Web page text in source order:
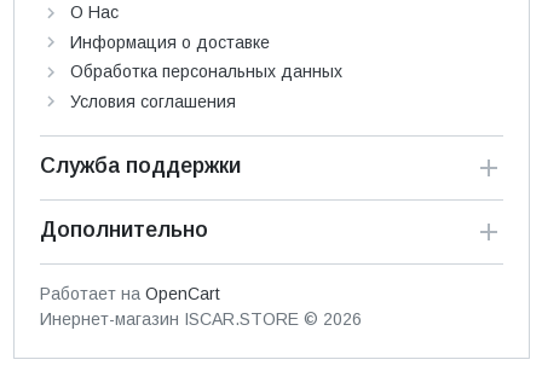
О Нас
Информация о доставке
Обработка персональных данных
Условия соглашения
Служба поддержки
Дополнительно
Работает на OpenCart
Инернет-магазин ISCAR.STORE © 2026